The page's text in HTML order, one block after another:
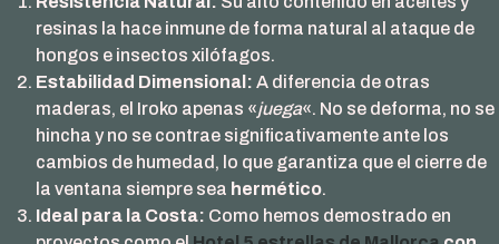
resinas la hace inmune de forma natural al ataque de
hongos e insectos xilófagos.
Estabilidad Dimensional: A diferencia de otras
maderas, el Iroko apenas «juega«. No se deforma, no se
hincha y no se contrae significativamente ante los
cambios de humedad, lo que garantiza que el cierre de
la ventana siempre sea hermético.
Ideal para la Costa: Como hemos demostrado en